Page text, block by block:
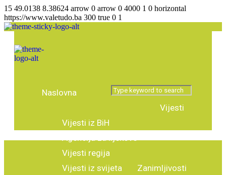
15 49.0138 8.38624 arrow 0 arrow 0 4000 1 0 horizontal
https://www.valetudo.ba 300 true 0 1
Naslovna
Vijesti
Vijesti iz BiH
Agencija za lijekove
Vijesti regija
Vijesti iz svijeta
Zanimljivosti